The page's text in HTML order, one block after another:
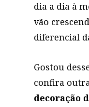
dia a dia à
vão
diferencial
Gostou
confira
decoração